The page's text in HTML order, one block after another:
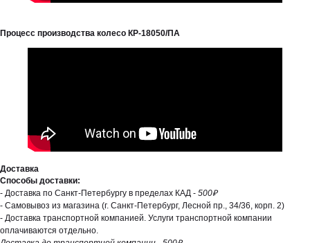
Процесс производства колесо КР-18050/ПА
Доставка
Способы доставки:
- Доставка по Санкт-Петербургу в пределах КАД - 500₽
- Самовывоз из магазина (г. Санкт-Петербург, Лесной пр., 34/36, корп. 2)
- Доставка транспортной компанией. Услуги транспортной компании
оплачиваются отдельно.